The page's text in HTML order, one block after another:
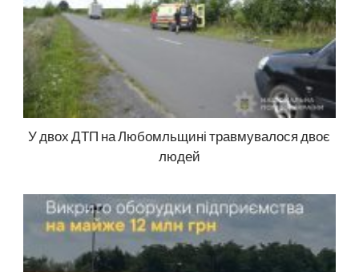
У двох ДТП на Любомльщині травмувалося двоє
людей